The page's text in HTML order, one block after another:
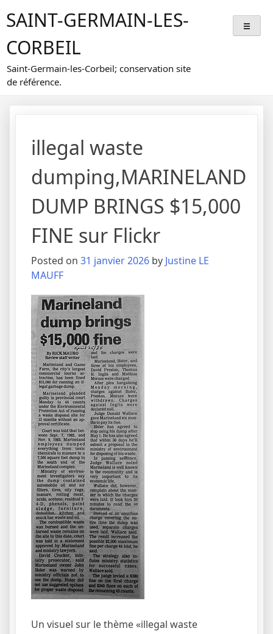
toSAINT-GERMAIN-LES-
CORBEIL
Saint-Germain-les-Corbeil; conservation site
de référence.
illegal waste
dumping,MARINELAND
DUMP BRINGS $15,000
FINE sur Flickr
Posted on 31 janvier 2026 by Justine LE
MAUFF
Un visuel sur le thème «illegal waste